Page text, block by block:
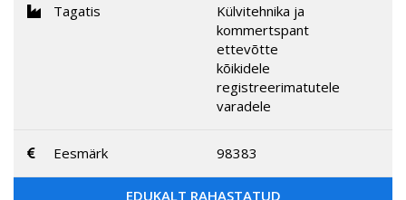
Tagatis
Külvitehnika ja
kommertspant
ettevõtte
kõikidele
registreerimatutele
varadele
Eesmärk 98383
EDUKALT RAHASTATUD